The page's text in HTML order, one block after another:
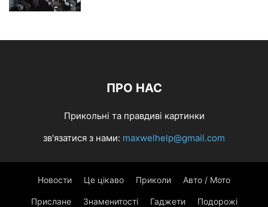
ПРО НАС
Прикольні та правдиві картинки
зв'язатися з нами: maxwelhelp@gmail.com
Новости Це цікаво Приколи Авто / Мото
Прислане Знаменитості Гаджети Подорожі